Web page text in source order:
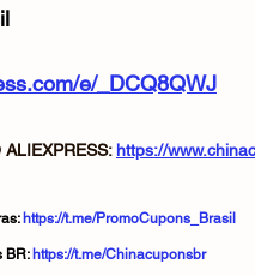
e/_DCQ8QWJ
ALIEXPRESS: https://
https://t.me/PromoCupons_Brasil
BR: https://t.me/Chinacuponsbr